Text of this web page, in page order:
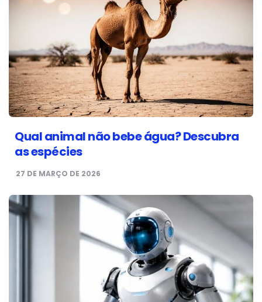
Qual animal não bebe água? Descubra
as espécies
27 DE MARÇO DE 2026